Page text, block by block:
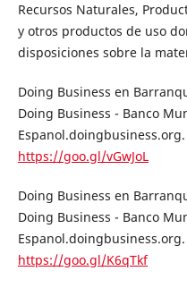
Recursos Naturales,
y otros productos de uso
disposiciones sobre la
Doing Business en
Doing Business - Banco
https://goo.gl/vGwJoL
Doing Business en
Doing Business - Banco
https://goo.gl/K6qTkf